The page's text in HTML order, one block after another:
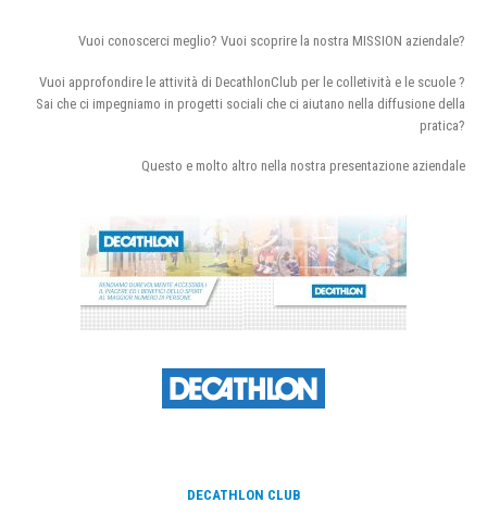
Vuoi conoscerci meglio? Vuoi scoprire la nostra MISSION aziendale?
Vuoi approfondire le attività di DecathlonClub per le colletività e le scuole ?
Sai che ci impegniamo in progetti sociali che ci aiutano nella diffusione della
pratica?
Questo e molto altro nella nostra presentazione aziendale
DECATHLON CLUB